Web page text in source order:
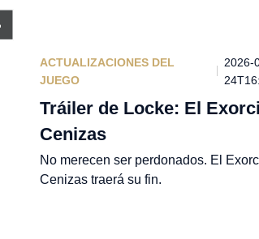
ACTUALIZACIONES DEL
JUEGO
2026-
Tráiler de Locke: El
Cenizas
No merecen ser perdonados. El
Cenizas traerá su fin.